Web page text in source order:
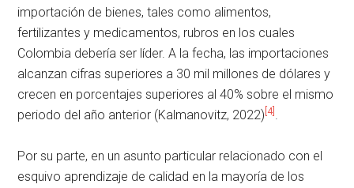
importación de bienes, tales como alimentos,
fertilizantes y medicamentos, rubros en los cuales
Colombia debería ser líder. A la fecha, las importaciones
alcanzan cifras superiores a 30 mil millones de dólares y
crecen en porcentajes superiores al 40% sobre el mismo
periodo del año anterior (Kalmanovitz, 2022) [4]
Por su parte, en un asunto particular relacionado con el
esquivo aprendizaje de calidad en la mayoría de los